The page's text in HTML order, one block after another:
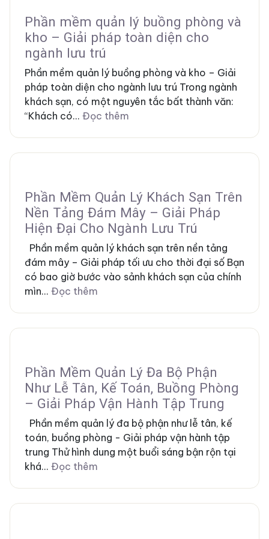
Phần mềm quản lý buồng phòng và
kho – Giải pháp toàn diện cho
ngành lưu trú
Phần mềm quản lý buồng phòng và kho – Giải
pháp toàn diện cho ngành lưu trú Trong ngành
khách sạn, có một nguyên tắc bất thành văn:
“Khách có... Đọc thêm
Phần Mềm Quản Lý Khách Sạn Trên
Nền Tảng Đám Mây – Giải Pháp
Hiện Đại Cho Ngành Lưu Trú
Phần mềm quản lý khách sạn trên nền tảng
đám mây – Giải pháp tối ưu cho thời đại số Bạn
có bao giờ bước vào sảnh khách sạn của chính
mìn... Đọc thêm
Phần Mềm Quản Lý Đa Bộ Phận
Như Lễ Tân, Kế Toán, Buồng Phòng
– Giải Pháp Vận Hành Tập Trung
Phần mềm quản lý đa bộ phận như lễ tân, kế
toán, buồng phòng - Giải pháp vận hành tập
trung Thử hình dung một buổi sáng bận rộn tại
khá... Đọc thêm